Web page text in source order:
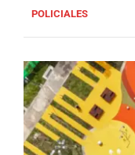
POLICIALES